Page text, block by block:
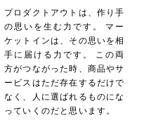
プロダクトアウトは、作り手
の思いを生む力です。 マー
ケットインは、その思いを相
手に届ける力です。 この両
方がつながった時、商品やサ
ービスはただ存在するだけで
なく、人に選ばれるものにな
っていくのだと思います。